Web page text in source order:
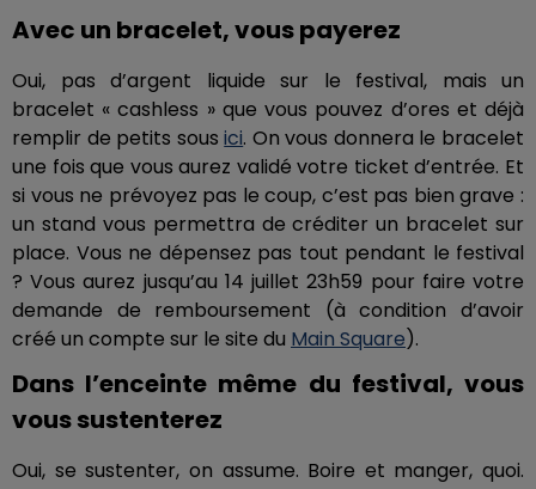
Avec un bracelet, vous payerez
Oui, pas d’argent liquide sur le festival, mais un
bracelet « cashless » que vous pouvez d’ores et déjà
remplir de petits sousici. On vous donnera le bracelet
une fois que vous aurez validé votre ticket d’entrée. Et
si vous ne prévoyez pas le coup, c’est pas bien grave :
un stand vous permettra de créditer un bracelet sur
place. Vous ne dépensez pas tout pendant le festival
? Vous aurez jusqu’au 14 juillet 23h59 pour faire votre
demande de remboursement (à condition d’avoir
créé un compte sur le site du Main Square).
Dans l’enceinte même du festival, vous
vous sustenterez
Oui, se sustenter, on assume. Boire et manger, quoi.